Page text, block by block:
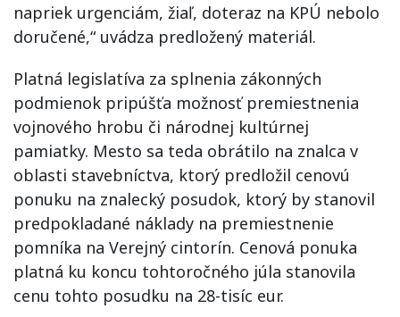
napriek urgenciám, žiaľ, doteraz na KPÚ nebolo
doručené,“ uvádza predložený materiál.
Platná legislatíva za splnenia zákonných
podmienok pripúšťa možnosť premiestnenia
vojnového hrobu či národnej kultúrnej
pamiatky. Mesto sa teda obrátilo na znalca v
oblasti stavebníctva, ktorý predložil cenovú
ponuku na znalecký posudok, ktorý by stanovil
predpokladané náklady na premiestnenie
pomníka na Verejný cintorín. Cenová ponuka
platná ku koncu tohtoročného júla stanovila
cenu tohto posudku na 28-tisíc eur.